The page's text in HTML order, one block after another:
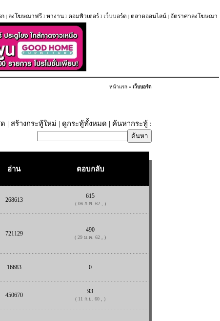
| ลงโฆษณาฟรี l หางาน l คอมพิวเตอร์ l เว็บบอร์ด | ตลาดออนไลน์ | อัตราค่าลงโฆษณา
หน้าแรก » เว็บบอร์ด
| สร้างกระทู้ใหม่ | ดูกระทู้ทั้งหมด | ค้นหากระทู้ :
อ่าน ตอบกลับ
268613
615
( 06 ก.พ. 62 , )
721129
490
( 29 ม.ค. 62 , )
16683 0
450670
93
( 11 ก.ย. 60 , )